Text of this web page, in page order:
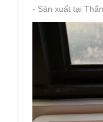
- Sản xuất tại